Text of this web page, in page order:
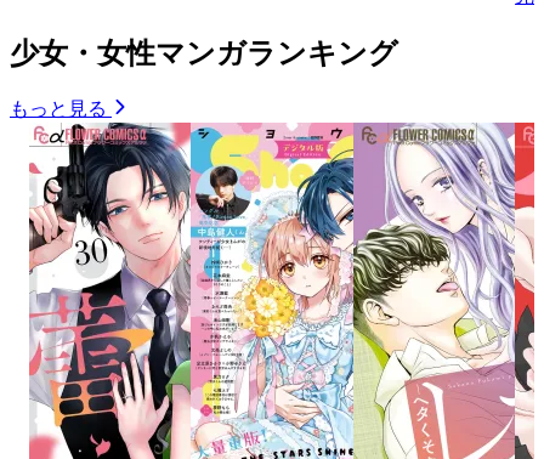
少女・女性マンガランキング
もっと見る